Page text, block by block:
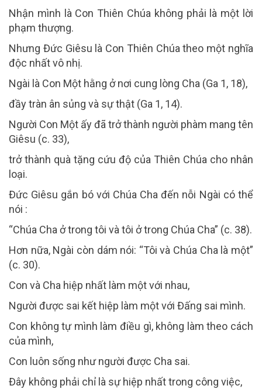
Nhận mình là Con Thiên Chúa không phải là một lời
phạm thượng.
Nhưng Đức Giêsu là Con Thiên Chúa theo một nghĩa
độc nhất vô nhị.
Ngài là Con Một hằng ở nơi cung lòng Cha (Ga 1, 18),
đầy tràn ân sủng và sự thật (Ga 1, 14).
Người Con Một ấy đã trở thành người phàm mang tên
Giêsu (c. 33),
trở thành quà tặng cứu độ của Thiên Chúa cho nhân
loại.
Đức Giêsu gắn bó với Chúa Cha đến nỗi Ngài có thể
nói :
“Chúa Cha ở trong tôi và tôi ở trong Chúa Cha” (c. 38).
Hơn nữa, Ngài còn dám nói: “Tôi và Chúa Cha là một”
(c. 30).
Con và Cha hiệp nhất làm một với nhau,
Người được sai kết hiệp làm một với Đấng sai mình.
Con không tự mình làm điều gì, không làm theo cách
của mình,
Con luôn sống như người được Cha sai.
Đây không phải chỉ là sự hiệp nhất trong công việc,